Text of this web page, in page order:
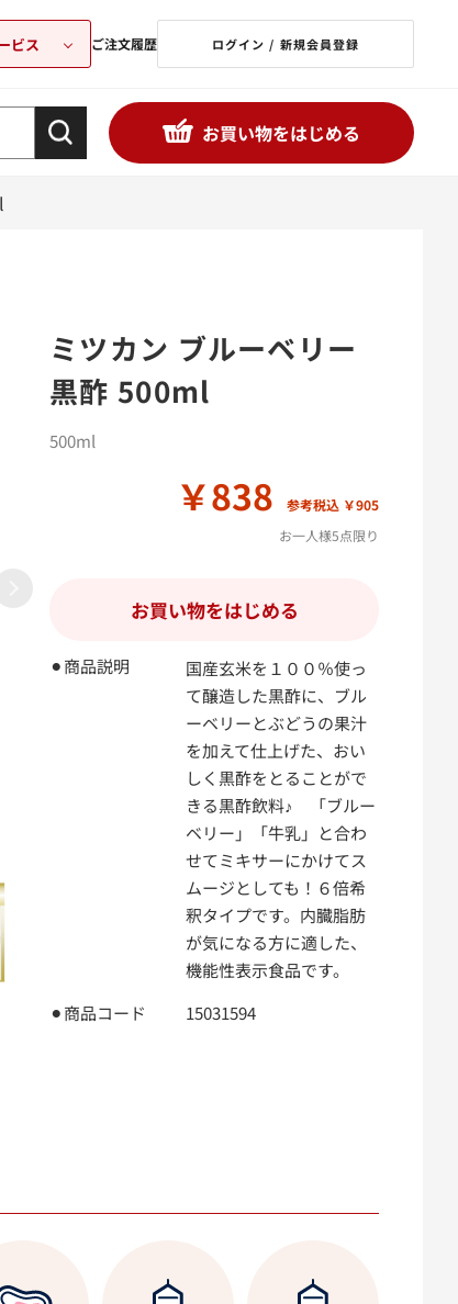
ビス ご注文履歴 ログイン / 新規会員登録
お買い物をはじめる
⚫︎商品説明
国産玄米を１００％使っ
て醸造した黒酢に、ブル
ーベリーとぶどうの果汁
を加えて仕上げた、おい
しく黒酢をとることがで
きる黒酢飲料♪ 「ブルー
ベリー」「牛乳」と合わ
せてミキサーにかけてス
ムージとしても！６倍希
釈タイプです。内臓脂肪
が気になる方に適した、
機能性表示食品です。
ミツカン ブルーベリー
黒酢 500ml
￥838
参考税込 ￥905
お一人様5点限り
⚫︎商品コード 15031594
500ml
お買い物をはじめる